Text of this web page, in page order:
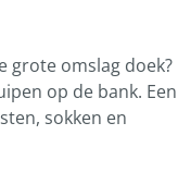
grote omslag doek?
op de bank. Een
sokken en